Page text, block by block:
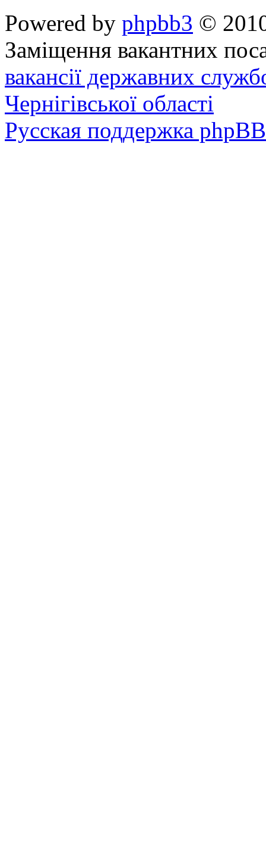
Powered by phpbb3 ©
Заміщення вакантних
вакансії державних
Чернігівської області
Русская поддержка phpBB